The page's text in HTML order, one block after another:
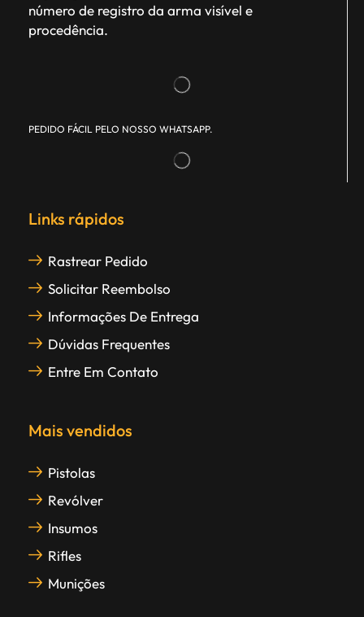
número de registro da arma visível e
procedência.
PEDIDO FÁCIL PELO NOSSO WHATSAPP.
Links rápidos
Rastrear Pedido
Solicitar Reembolso
Informações De Entrega
Dúvidas Frequentes
Entre Em Contato
Mais vendidos
Pistolas
Revólver
Insumos
Rifles
Munições